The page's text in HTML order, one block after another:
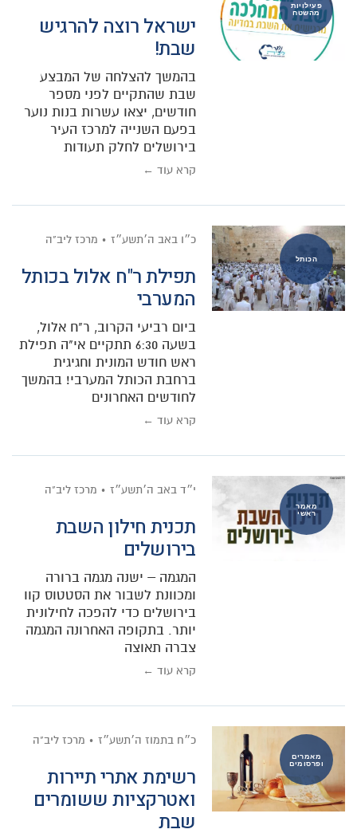
פעילויות
מהשטח
ישראל רוצה להרגיש
שבת!
בהמשך להצלחה של המבצע
שבת שהתקיים לפני מספר
חודשים, יצאו עשרות בנות נוער
בפעם השנייה למרכז העיר
בירושלים לחלק תעודות
קרא עוד ←
הכותל
כ״ו באב ה׳תשע״ז מרכז ליב"ה
תפילת ר"ח אלול בכותל
המערבי
ביום רביעי הקרוב, ר"ח אלול,
בשעה 6:30 תתקיים אי"ה תפילת
ראש חודש המונית וחגיגית
ברחבת הכותל המערבי! בהמשך
לחודשים האחרונים
קרא עוד ←
מאמר
ראשי
י״ד באב ה׳תשע״ז מרכז ליב"ה
תכנית חילון השבת
בירושלים
המגמה – ישנה מגמה ברורה
ומכוונת לשבור את הסטטוס קוו
בירושלים כדי להפכה לחילונית
יותר. בתקופה האחרונה המגמה
צברה תאוצה
קרא עוד ←
מאמרים
ופרסומים
כ״ח בתמוז ה׳תשע״ז מרכז ליב"ה
רשימת אתרי תיירות
ואטרקציות ששומרים
שבת